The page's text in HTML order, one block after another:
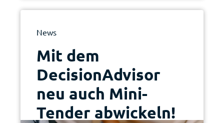
News
Mit dem
DecisionAdvisor
neu auch Mini-
Tender abwickeln!